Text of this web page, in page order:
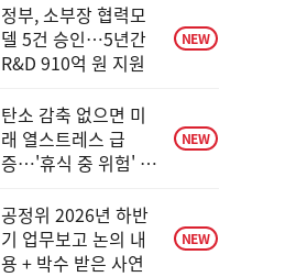
정부, 소부장 협력모
델 5건 승인…5년간
R&D 910억 원 지원
NEW
탄소 감축 없으면 미
래 열스트레스 급
증…'휴식 중 위험' 상
NEW
공정위 2026년 하반
기 업무보고 논의 내
용 + 박수 받은 사연
NEW